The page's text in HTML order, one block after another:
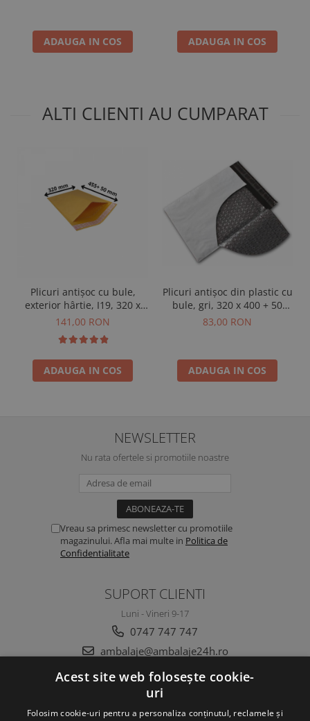
ADAUGA IN COS ADAUGA IN COS
ALTI CLIENTI AU CUMPARAT
Plicuri antișoc cu bule,
exterior hârtie, I19, 320 x
455 + 50 mm, 100 buc
141,00 RON
ADAUGA IN COS
Plicuri antișoc din plastic cu
bule, gri, 320 x 400 + 50
mm, 50 buc
83,00 RON
ADAUGA IN COS
NEWSLETTER
Nu rata ofertele si promotiile noastre
Vreau sa primesc newsletter cu promotiile
magazinului. Afla mai multe in Politica de
Confidentialitate
SUPORT CLIENTI
Luni - Vineri 9-17
0747 747 747
ambalaje@ambalaje24h.ro
MAGAZINUL MEU
Acest site web folosește cookie-
uri
Folosim cookie-uri pentru a personaliza conținutul, reclamele și